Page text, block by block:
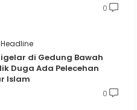
0
Headline
di Gedung Bawah
Duga Ada Pelecehan
Islam
0